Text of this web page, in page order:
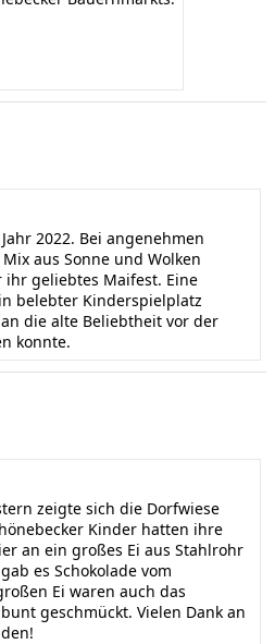
2022. Bei angenehmen
aus Sonne und Wolken
ihr geliebtes Maifest. Eine
belebter Kinderspielplatz
die alte Beliebtheit vor der
konnte.
zeigte sich die Dorfwiese
Kinder hatten ihre
an ein großes Ei aus Stahlrohr
es Schokolade vom
Ei waren auch das
geschmückt. Vielen Dank an